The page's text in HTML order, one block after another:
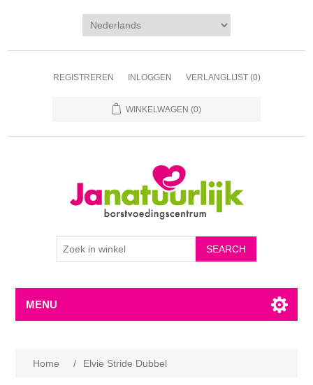
REGISTREREN INLOGGEN VERLANGLIJST (0)
WINKELWAGEN (0)
MENU
Home / Elvie Stride Dubbel